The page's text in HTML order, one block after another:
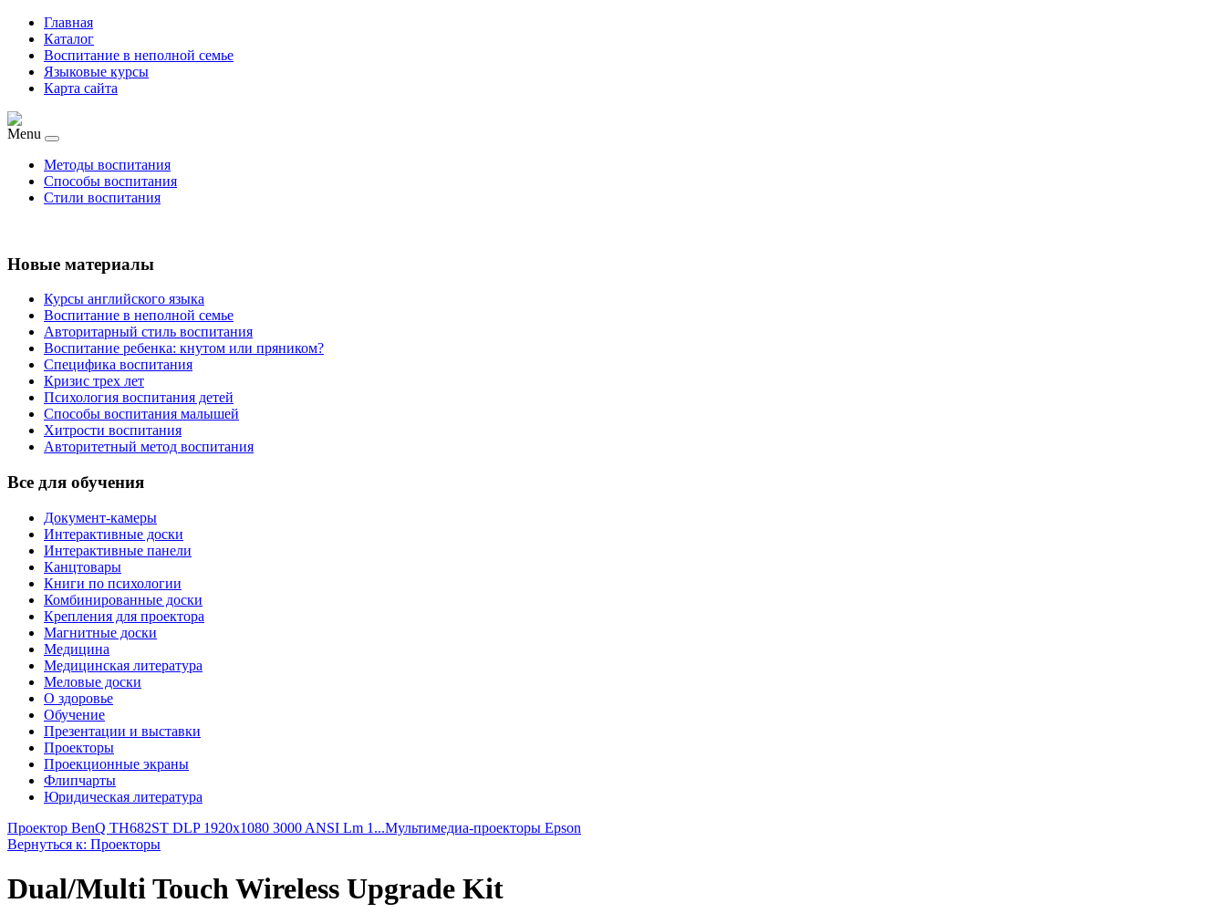
Главная
Каталог
Воспитание в неполной семье
Языковые курсы
Карта сайта
Menu
Методы воспитания
Способы воспитания
Стили воспитания
Новые материалы
Курсы английского языка
Воспитание в неполной семье
Авторитарный стиль воспитания
Воспитание ребенка: кнутом или пряником?
Специфика воспитания
Кризис трех лет
Психология воспитания детей
Способы воспитания малышей
Хитрости воспитания
Авторитетный метод воспитания
Все для обучения
Документ-камеры
Интерактивные доски
Интерактивные панели
Канцтовары
Книги по психологии
Комбинированные доски
Крепления для проектора
Магнитные доски
Медицина
Медицинская литература
Меловые доски
О здоровье
Обучение
Презентации и выставки
Проекторы
Проекционные экраны
Флипчарты
Юридическая литература
Проектор BenQ TH682ST DLP 1920x1080 3000 ANSI Lm 1...Мультимедиа-проекторы Epson
Вернуться к: Проекторы
Dual/Multi Touch Wireless Upgrade Kit